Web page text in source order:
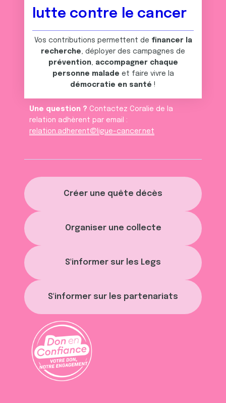
Créer une quête décès
Organiser une collecte
S'informer sur les Legs
S'informer sur les partenariats
lutte contre le cancer
Vos contributions permettent de financer la
recherche, déployer des campagnes de
prévention, accompagner chaque
personne malade et faire vivre la
démocratie en santé !
Une question ? Contactez Coralie de la
relation adhèrent par email :
relation.adherent@ligue-cancer.net